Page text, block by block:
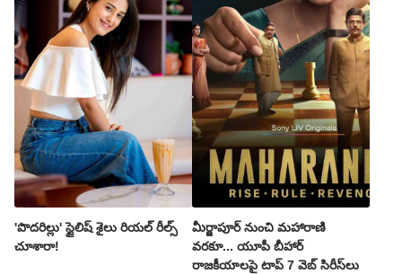
'పొదరిల్లు' స్టైలిష్ శైలు రియల్ రీల్స్
చూశారా!
మీర్జాపూర్ నుంచి మహారాణి
వరకూ... యూపీ బీహార్
రాజకీయాలపై టాప్ 7 వెబ్ సిరీస్‌లు